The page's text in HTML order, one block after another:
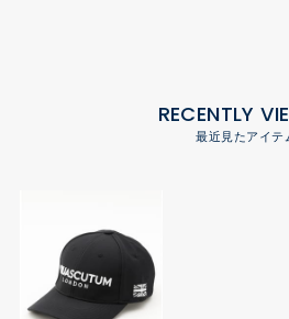
RECENTLY
最近見たアイテ